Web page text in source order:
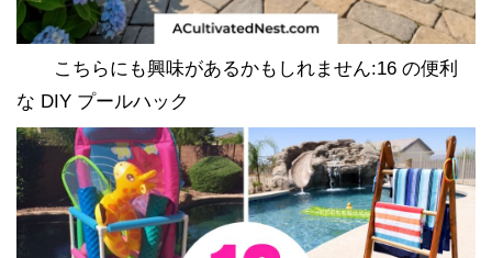
こちらにも興味があるかもしれません:16 の便利
な DIY プールハック